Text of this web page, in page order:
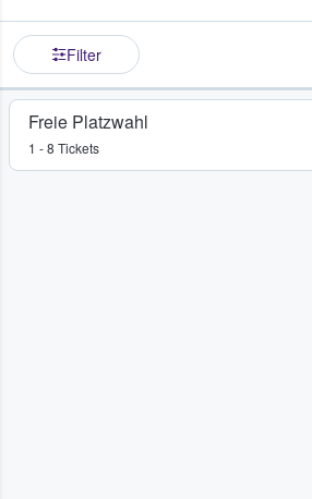
Filter
Freie Platzwahl
1 - 8 Tickets